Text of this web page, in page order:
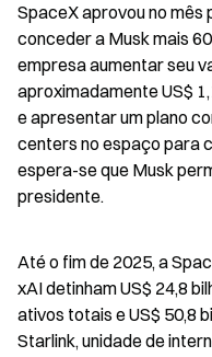
SpaceX aprovou no mês
conceder a Musk mais
empresa aumentar seu
aproximadamente US$
e apresentar um plano
centers no espaço para
espera-se que Musk
presidente.
Até o fim de 2025, a
xAI detinham US$ 24,8
ativos totais e US$ 50,8
Starlink, unidade de